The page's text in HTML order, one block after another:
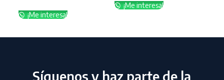
¡Me interesa!
¡Me interesa!
Síguenos y haz parte de la